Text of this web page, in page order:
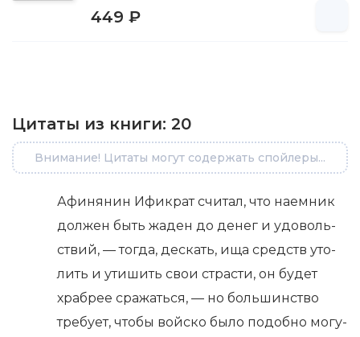
449 ₽
Цитаты из книги: 20
Внимание! Цитаты могут содержать спойлеры...
Афи­ня­нин Ифи­крат счи­тал, что наем­ник
дол­жен быть жаден до денег и удо­воль­
ст­вий, — тогда, дескать, ища средств уто­
лить и ути­шить свои стра­сти, он будет
храб­рее сра­жать­ся, — но боль­шин­ство
тре­бу­ет, чтобы вой­ско было подоб­но могу­